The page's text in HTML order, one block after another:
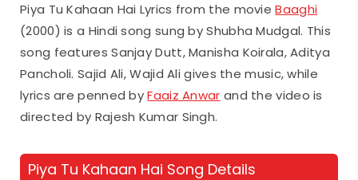
Piya Tu Kahaan Hai Lyrics from the movieBaaghi
(2000) is a Hindi song sung by Shubha Mudgal. This
song features Sanjay Dutt, Manisha Koirala, Aditya
Pancholi. Sajid Ali, Wajid Ali gives the music, while
lyrics are penned byFaaiz Anwar and the video is
directed by Rajesh Kumar Singh.
Piya Tu Kahaan Hai Song Details